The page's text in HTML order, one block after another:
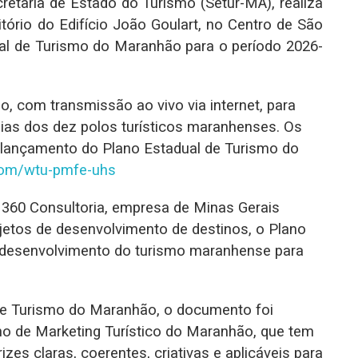
do Edifício João Goulart, no Centro de São
de Turismo do Maranhão para o período 2026-
com transmissão ao vivo via internet, para
dos dez polos turísticos maranhenses. Os
do Plano Estadual de Turismo do
wtu-pmfe-uhs
Consultoria, empresa de Minas Gerais
de desenvolvimento de destinos, o Plano
do turismo maranhense para
Turismo do Maranhão, o documento foi
de Marketing Turístico do Maranhão, que tem
claras, coerentes, criativas e aplicáveis para